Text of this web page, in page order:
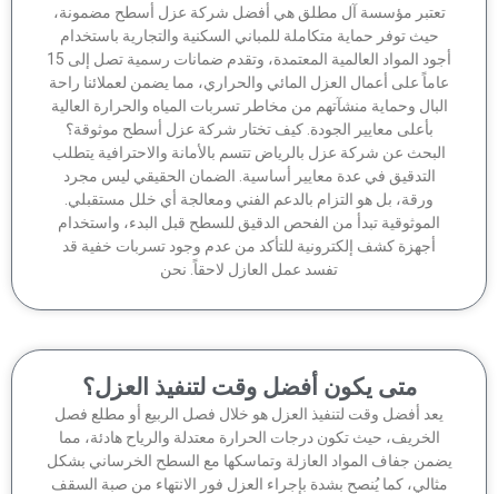
مؤسسة آل مطلق هي أفضل شركة عزل أسطح مضمونة،
حيث توفر حماية متكاملة للمباني السكنية والتجارية باستخدام
أجود المواد العالمية المعتمدة، وتقدم ضمانات رسمية تصل إلى 15
على أعمال العزل المائي والحراري، مما يضمن لعملائنا راحة
وحماية منشآتهم من مخاطر تسربات المياه والحرارة العالية
بأعلى معايير الجودة. كيف تختار شركة عزل أسطح موثوقة؟
عن شركة عزل بالرياض تتسم بالأمانة والاحترافية يتطلب
التدقيق في عدة معايير أساسية. الضمان الحقيقي ليس مجرد
ورقة، بل هو التزام بالدعم الفني ومعالجة أي خلل مستقبلي.
الموثوقية تبدأ من الفحص الدقيق للسطح قبل البدء، واستخدام
أجهزة كشف إلكترونية للتأكد من عدم وجود تسربات خفية قد
تفسد عمل العازل لاحقاً. نحن
متى يكون أفضل وقت لتنفيذ العزل؟
أفضل وقت لتنفيذ العزل هو خلال فصل الربيع أو مطلع فصل
الخريف، حيث تكون درجات الحرارة معتدلة والرياح هادئة، مما
جفاف المواد العازلة وتماسكها مع السطح الخرساني بشكل
كما يُنصح بشدة بإجراء العزل فور الانتهاء من صبة السقف